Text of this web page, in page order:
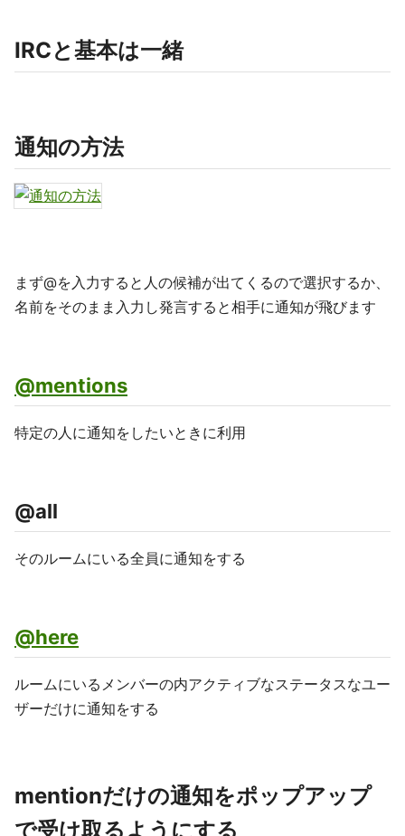
IRCと基本は一緒
通知の方法
まず@を入力すると人の候補が出てくるので選択するか、
名前をそのまま入力し発言すると相手に通知が飛びます
@mentions
特定の人に通知をしたいときに利用
@all
そのルームにいる全員に通知をする
@here
ルームにいるメンバーの内アクティブなステータスなユー
ザーだけに通知をする
mentionだけの通知をポップアップ
で受け取るようにする